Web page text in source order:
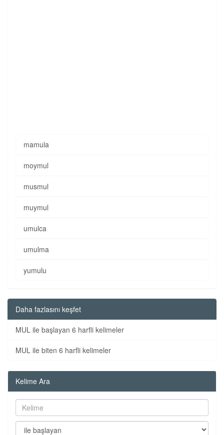
mamula
moymul
musmul
muymul
umulca
umulma
yumulu
Daha fazlasını keşfet
MUL ile başlayan 6 harfli kelimeler
MUL ile biten 6 harfli kelimeler
Kelime Ara